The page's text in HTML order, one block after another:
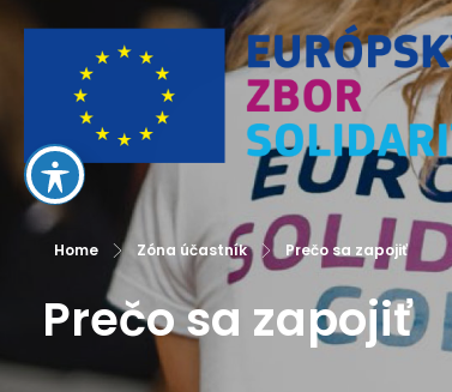
European Solidarity Corps
Home Zóna účastník Prečo sa zapojiť
Prečo sa zapojiť